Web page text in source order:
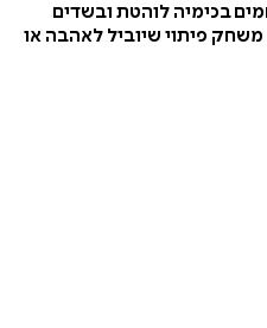
בכימיה לוהטת ובשדים
פיתוי שיוביל לאהבה או